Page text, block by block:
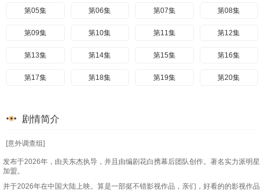
第05集 第06集 第07集 第08集
第09集 第10集 第11集 第12集
第13集 第14集 第15集 第16集
第17集 第18集 第19集 第20集
剧情简介
[意外调查组]
发布于2026年，由关东杰执导，并且由编剧花白携幕后团队创作。著名实力派明星
加盟。
并于2026年在中国大陆上映。算是一部挺不错影视作品，亲们，好看的的影视作品